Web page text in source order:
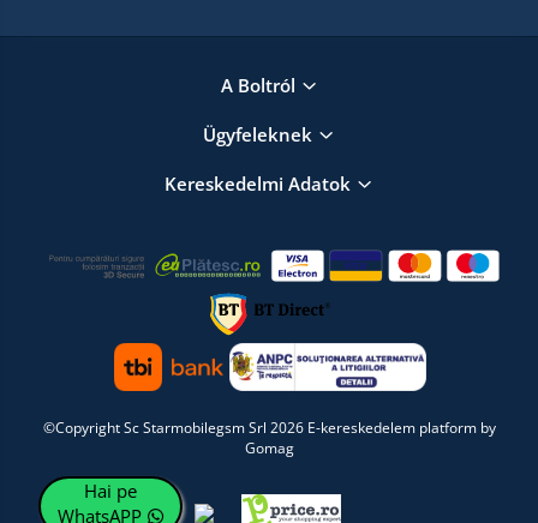
A Boltról
Ügyfeleknek
Kereskedelmi Adatok
©Copyright Sc Starmobilegsm Srl 2026 E-kereskedelem platform by
Gomag
Hai pe
WhatsAPP